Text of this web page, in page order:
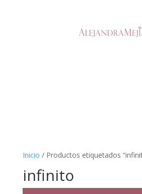
Inicio / Productos etiquetados
infinito